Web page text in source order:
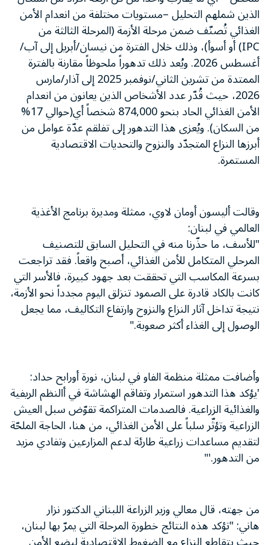
الذين شملهم التحليل –مستويات مختلفة من انعدام الأمن
الغذائي تُصنّف ضمن مرحلة الأزمة (المرحلة الثالثة من
IPC) أو أسوأ)، وذلك خلال الفترة من نيسان/أبريل إلى آب/
أغسطس 2026. ويُعد ذلك تدهوراً ملحوظاً مقارنة بالفترة
الممتدة من تشرين الثاني/نوفمبر 2025 إلى آذار/مارس
2026، حيث قُدّر عدد الأشخاص الذين يعانون من انعدام
الأمن الغذائي الحاد بنحو 874,000 شخصاً أي(حوالي 17%
من السكان). ويُعزى هذا التدهور إلى تفلقم عدّة عوامل من
أبرزها النزاع المتجدّد والنزوح والتحديات الاقتصادية
المستمرة.
وقالت أليسون أومان لاوي، ممثلة ومديرة برنامج الأغذية
العالمي في لبنان:
"للأسف، ما حذّرنا منه في التحليل السابق للتصنيف
المرحلي المتكامل للأمن الغذائي، أصبح واقعاً. فقد تراجعت
بسرعة المكاسب التي تحققت بعد جهود كبيرة، فالأسر التي
كانت بالكاد قادرة على الصمود تنزلق اليوم مجدداً نحو الأزمة،
نتيجة تداخل آثار النزاع والنزوح وارتفاع التكاليف، مما يجعل
الوصول إلى الغذاء أكثر صعوبة."
وأضافت ممثلة منظمة الفاو في لبنان، نورة أورابح حداد:
'يؤكد هذا التدهور استمرار وتفاقم الهشاشة في أالنظم الريفية
والغذائية الزراعية. فالصدمات المتراكمة تقوّض سبل العيش
الزراعية وتؤثّر سلباً على الأمن الغذائي، من هنا، الحاجة الملحّة
لتقديم مساعدات زراعية طارئة لدعم المزارعين وتفادي مزيد
من التدهور.'"
من جهته، قال معالي وزير الزراعة اللبناني الدكتور نزار
هاني: "تؤكد هذه النتائج خطورة المرحلة التي يمرّ بها لبنان،